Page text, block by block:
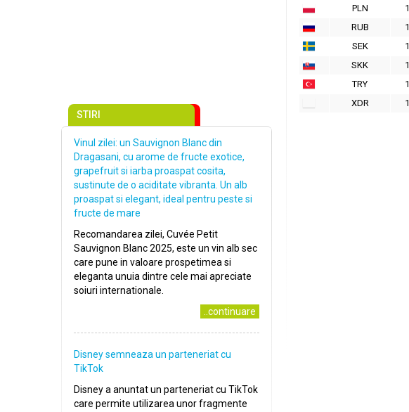
PLN
1
RUB
1
SEK
1
SKK
1
TRY
1
XDR
1
STIRI
Vinul zilei: un Sauvignon Blanc din
Dragasani, cu arome de fructe exotice,
grapefruit si iarba proaspat cosita,
sustinute de o aciditate vibranta. Un alb
proaspat si elegant, ideal pentru peste si
fructe de mare
Recomandarea zilei, Cuvée Petit
Sauvignon Blanc 2025, este un vin alb sec
care pune in valoare prospetimea si
eleganta unuia dintre cele mai apreciate
soiuri internationale.
..continuare
Disney semneaza un parteneriat cu
TikTok
Disney a anuntat un parteneriat cu TikTok
care permite utilizarea unor fragmente